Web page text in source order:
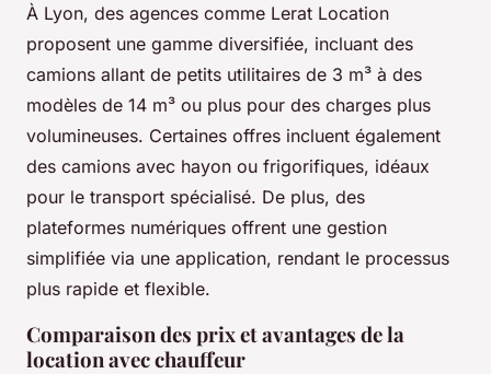
À Lyon, des agences comme Lerat Location
proposent une gamme diversifiée, incluant des
camions allant de petits utilitaires de 3 m³ à des
modèles de 14 m³ ou plus pour des charges plus
volumineuses. Certaines offres incluent également
des camions avec hayon ou frigorifiques, idéaux
pour le transport spécialisé. De plus, des
plateformes numériques offrent une gestion
simplifiée via une application, rendant le processus
plus rapide et flexible.
Comparaison des prix et avantages de la
location avec chauffeur